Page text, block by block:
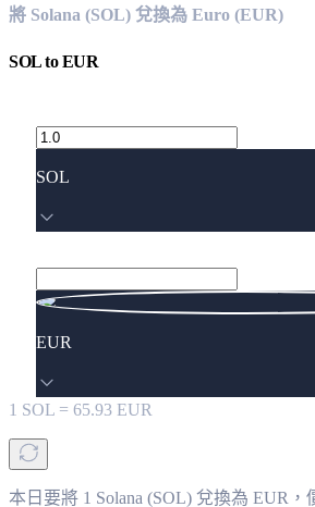
將 Solana (SOL) 兌換為 Euro (EUR)
SOLtoEUR
SOL
EUR
1 SOL = 65.93 EUR
本日要將 1 Solana (SOL) 兌換為 EUR，